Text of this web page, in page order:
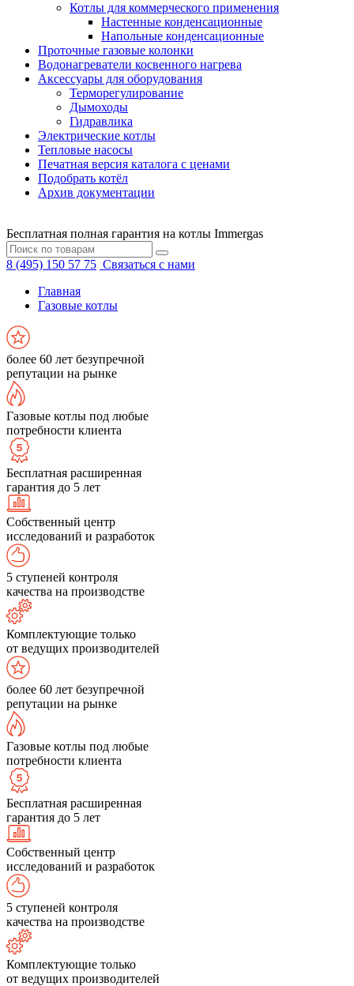
Котлы для коммерческого применения
Настенные конденсационные
Напольные конденсационные
Проточные газовые колонки
Водонагреватели косвенного нагрева
Аксессуары для оборудования
Терморегулирование
Дымоходы
Гидравлика
Электрические котлы
Тепловые насосы
Печатная версия каталога с ценами
Подобрать котёл
Архив документации
Бесплатная полная гарантия на котлы Immergas
8 (495) 150 57 75 Связаться с нами
Главная
Газовые котлы
более 60 лет безупречной
репутации на рынке
Газовые котлы под любые
потребности клиента
Бесплатная расширенная
гарантия до 5 лет
Собственный центр
исследований и разработок
5 ступеней контроля
качества на производстве
Комплектующие только
от ведущих производителей
более 60 лет безупречной
репутации на рынке
Газовые котлы под любые
потребности клиента
Бесплатная расширенная
гарантия до 5 лет
Собственный центр
исследований и разработок
5 ступеней контроля
качества на производстве
Комплектующие только
от ведущих производителей